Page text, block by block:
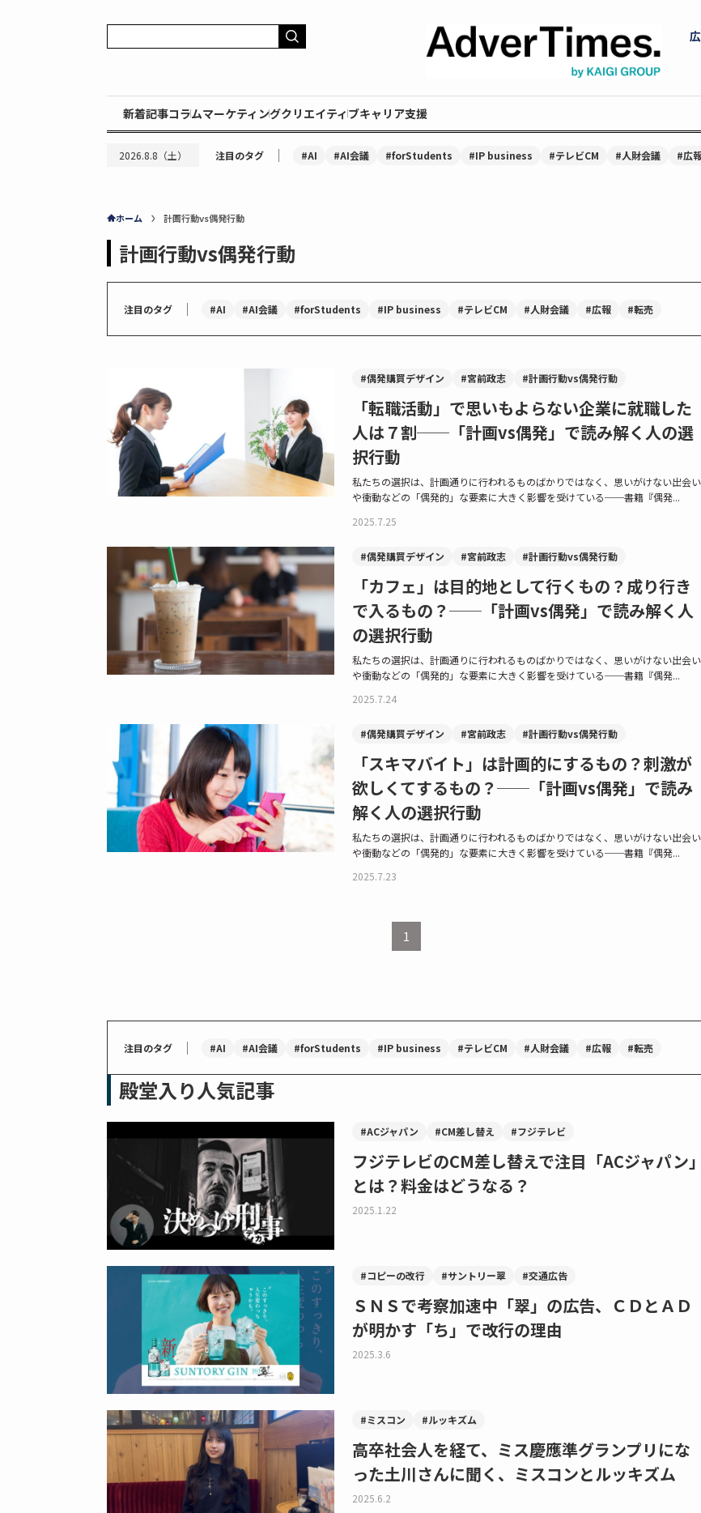
新着記事コラムマーケティングクリエイティブキャリア支援
2026.8.8（土） 注目のタグ ｜ #AI #AI会議 #forStudents #IP business #テレビCM #人財会議 #広
ホーム 計画行動vs偶発行動
計画行動vs偶発行動
注目のタグ ｜ #AI #AI会議 #forStudents #IP business #テレビCM #人財会議 #広報 #転売
#偶発購買デザイン #宮前政志 #計画行動vs偶発行動
「転職活動」で思いもよらない企業に就職した
人は７割──「計画vs偶発」で読み解く人の選
択行動
私たちの選択は、計画通りに行われるものばかりではなく、思いがけない出会い
や衝動などの「偶発的」な要素に大きく影響を受けている──書籍『偶発...
2025.7.25
#偶発購買デザイン #宮前政志 #計画行動vs偶発行動
「カフェ」は目的地として行くもの？成り行き
で入るもの？──「計画vs偶発」で読み解く人
の選択行動
私たちの選択は、計画通りに行われるものばかりではなく、思いがけない出会い
や衝動などの「偶発的」な要素に大きく影響を受けている──書籍『偶発...
2025.7.24
#偶発購買デザイン #宮前政志 #計画行動vs偶発行動
「スキマバイト」は計画的にするもの？刺激が
欲しくてするもの？──「計画vs偶発」で読み
解く人の選択行動
私たちの選択は、計画通りに行われるものばかりではなく、思いがけない出会い
や衝動などの「偶発的」な要素に大きく影響を受けている──書籍『偶発...
2025.7.23
1
注目のタグ ｜ #AI #AI会議 #forStudents #IP business #テレビCM #人財会議 #広報 #転売
殿堂入り人気記事
#ACジャパン #CM差し替え #フジテレビ
フジテレビのCM差し替えで注目「ACジャパン」
とは？料金はどうなる？
2025.1.22
#コピーの改行 #サントリー翠 #交通広告
ＳＮＳで考察加速中「翠」の広告、ＣＤとＡＤ
が明かす「ち」で改行の理由
2025.3.6
#ミスコン #ルッキズム
高卒社会人を経て、ミス慶應準グランプリにな
った土川さんに聞く、ミスコンとルッキズム
2025.6.2